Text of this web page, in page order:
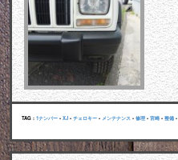
TAG : 1ナンバー • XJ • チェロキー • メンテナンス • 修理 • 宮崎 • 整備 •